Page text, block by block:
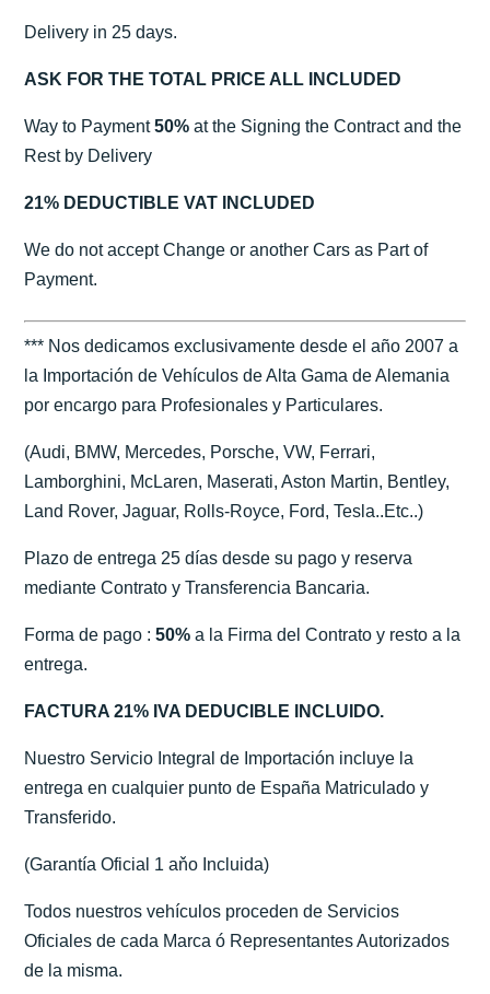
Delivery in 25 days.
ASK FOR THE TOTAL PRICE ALL INCLUDED
Way to Payment50% at the Signing the Contract and the
Rest by Delivery
21% DEDUCTIBLE VAT INCLUDED
We do not accept Change or another Cars as Part of
Payment.
*** Nos dedicamos exclusivamente desde el año 2007 a
la Importación de Vehículos de Alta Gama de Alemania
por encargo para Profesionales y Particulares.
(Audi, BMW, Mercedes, Porsche, VW, Ferrari,
Lamborghini, McLaren, Maserati, Aston Martin, Bentley,
Land Rover, Jaguar, Rolls-Royce, Ford, Tesla..Etc..)
Plazo de entrega 25 días desde su pago y reserva
mediante Contrato y Transferencia Bancaria.
Forma de pago :50% a la Firma del Contrato y resto a la
entrega.
FACTURA 21% IVA DEDUCIBLE INCLUIDO.
Nuestro Servicio Integral de Importación incluye la
entrega en cualquier punto de España Matriculado y
Transferido.
(Garantía Oficial 1 aňo Incluida)
Todos nuestros vehículos proceden de Servicios
Oficiales de cada Marca ó Representantes Autorizados
de la misma.